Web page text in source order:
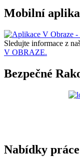
Mobilní
Sledujte informace z
V OBRAZE.
Bezpečné
Nabídky práce